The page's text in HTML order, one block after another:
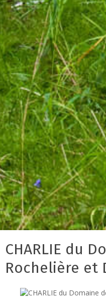
CHARLIE du
Rochelière et